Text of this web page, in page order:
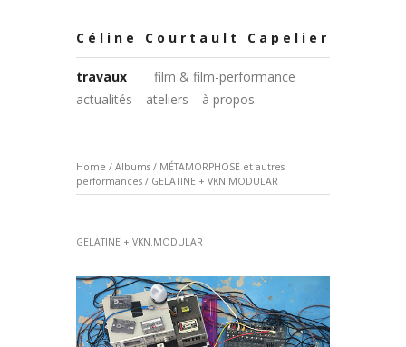
Céline Courtault Capelier
travaux
film & film-performance
actualités
ateliers à propos
Home / Albums / MÉTAMORPHOSE et autres
performances / GELATINE + VKN.MODULAR
GELATINE + VKN.MODULAR